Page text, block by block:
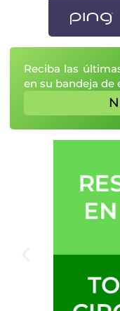
Reciba las
en su bandeja de